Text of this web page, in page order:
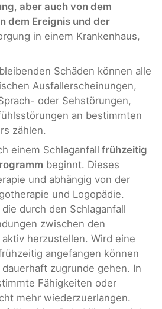
, aber auch von dem
dem Ereignis und der
in einem Krankenhaus,
Schäden können alle
Ausfallerscheinungen,
oder Sehstörungen,
an bestimmten
zählen.
einem Schlaganfall frühzeitig
beginnt. Dieses
und abhängig von der
und Logopädie.
durch den Schlaganfall
zwischen den
herzustellen. Wird eine
angefangen können
zugrunde gehen. In
Fähigkeiten oder
mehr wiederzuerlangen.